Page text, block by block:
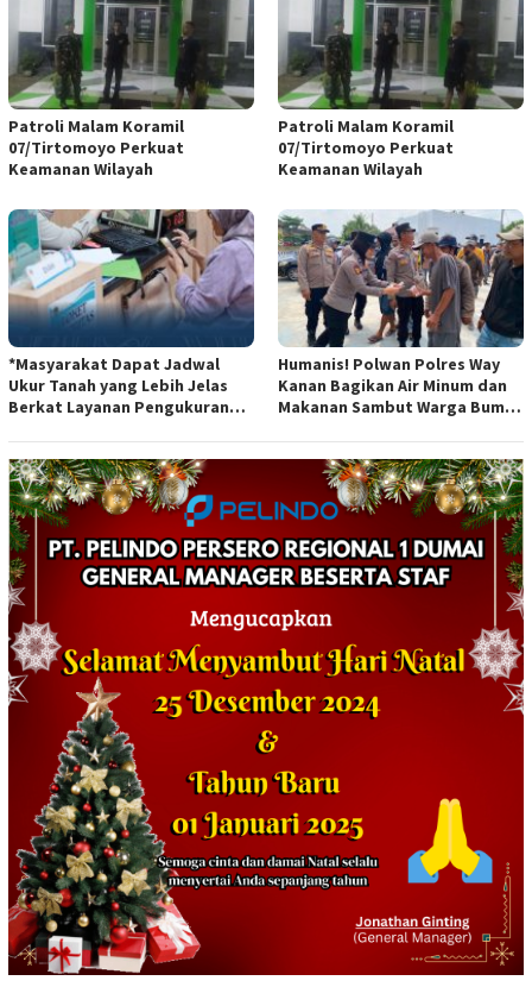
Patroli Malam Koramil
07/Tirtomoyo Perkuat
Keamanan Wilayah
Patroli Malam Koramil
07/Tirtomoyo Perkuat
Keamanan Wilayah
*Masyarakat Dapat Jadwal
Ukur Tanah yang Lebih Jelas
Berkat Layanan Pengukuran
Humanis! Polwan Polres Way
Kanan Bagikan Air Minum dan
Makanan Sambut Warga Bumi